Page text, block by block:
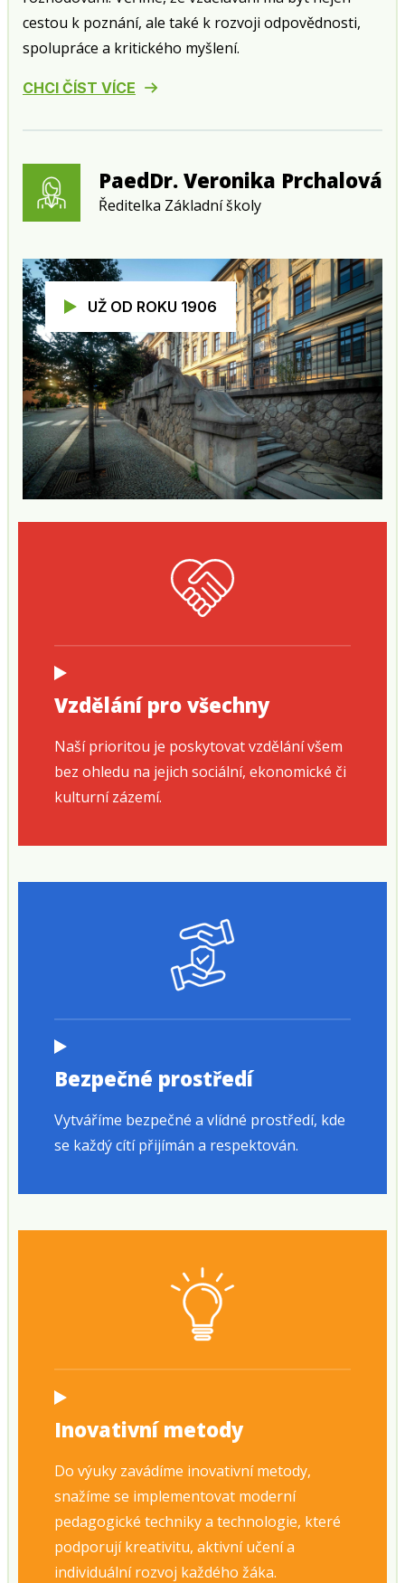
cestou k poznání, ale také k rozvoji odpovědnosti,
spolupráce a kritického myšlení.
CHCI ČÍST VÍCE
PaedDr. Veronika Prchalová
Ředitelka Základní školy
UŽ OD ROKU 1906
Vzdělání pro všechny
Naší prioritou je poskytovat vzdělání všem
bez ohledu na jejich sociální, ekonomické či
kulturní zázemí.
Bezpečné prostředí
Vytváříme bezpečné a vlídné prostředí, kde
se každý cítí přijímán a respektován.
Inovativní metody
Do výuky zavádíme inovativní metody,
snažíme se implementovat moderní
pedagogické techniky a technologie, které
podporují kreativitu, aktivní učení a
individuální rozvoj každého žáka.